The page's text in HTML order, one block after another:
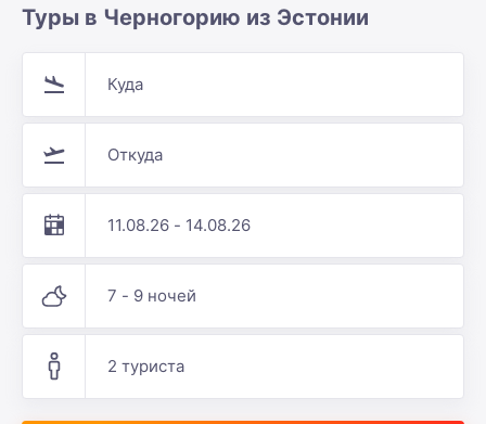
Туры в Черногорию из Эстонии
Куда
Откуда
11.08.26 - 14.08.26
7 - 9 ночей
2 туриста